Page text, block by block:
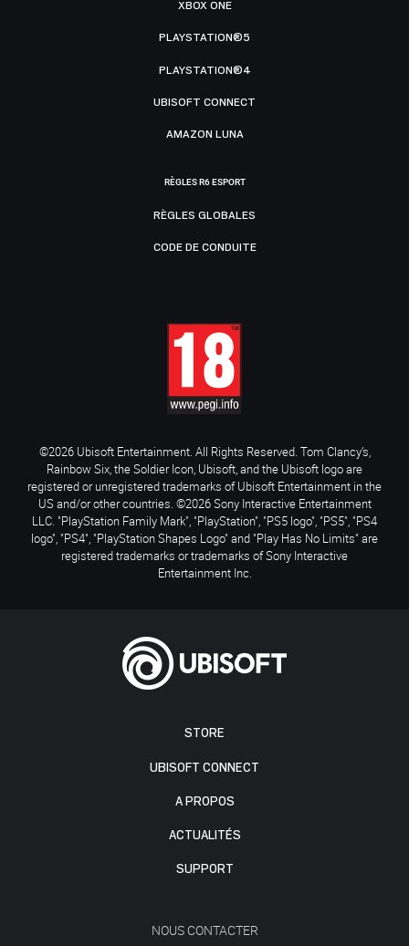
STORE
UBISOFT CONNECT
A PROPOS
ACTUALITÉS
SUPPORT
NOUS CONTACTER
XBOX ONE
PLAYSTATION®5
PLAYSTATION®4
UBISOFT CONNECT
AMAZON LUNA
RÈGLES R6 ESPORT
RÈGLES GLOBALES
CODE DE CONDUITE
©2026 Ubisoft Entertainment. All Rights Reserved. Tom Clancy’s,
Rainbow Six, the Soldier Icon, Ubisoft, and the Ubisoft logo are
registered or unregistered trademarks of Ubisoft Entertainment in the
US and/or other countries. ©2026 Sony Interactive Entertainment
LLC. "PlayStation Family Mark", "PlayStation", "PS5 logo", "PS5", "PS4
logo", "PS4", "PlayStation Shapes Logo" and "Play Has No Limits" are
registered trademarks or trademarks of Sony Interactive
Entertainment Inc.